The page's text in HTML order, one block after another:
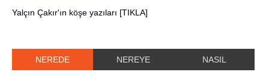
Yalçın Çakır'ın köşe yazıları [TIKLA]
NEREDE NEREYE NASIL